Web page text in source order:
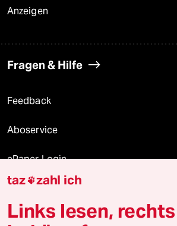
Anzeigen
Fragen & Hilfe
Feedback
Aboservice
ePaper Login
Downloads für Abonnierende
taz zahl ich
Links lesen, rechts